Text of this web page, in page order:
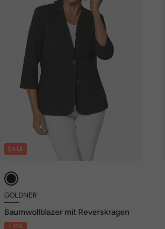
SALE
GOLDNER
Baumwollblazer mit Reverskragen
- 31%